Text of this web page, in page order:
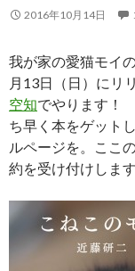
2016年10月14日
我が家の愛猫モイ
月13日（日）にリ
空知でやります！
ち早く本をゲット
ルページを。ここ
約を受け付けしま